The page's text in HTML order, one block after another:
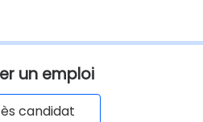
un emploi
candidat